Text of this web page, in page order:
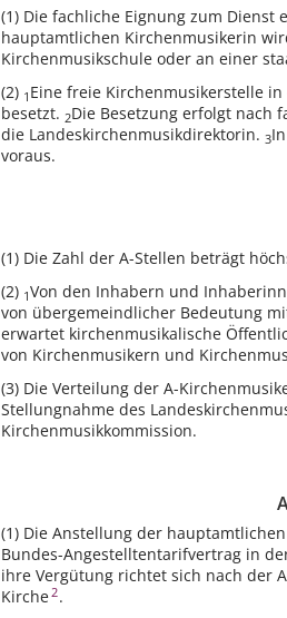
(1) Die fachliche Eignung zum
hauptamtlichen Kirchenmusikerin
Kirchenmusikschule oder an einer
(2) 1 Eine freie Kirchenmusikerstelle
besetzt. 2Die Besetzung erfolgt nach
die Landeskirchenmusikdirektorin.3
voraus.
(1) Die Zahl der A-Stellen beträgt
(2) 1Von den Inhabern und
von übergemeindlicher Bedeutung
erwartet kirchenmusikalische
von Kirchenmusikern und
(3) Die Verteilung der A-
Stellungnahme des
Kirchenmusikkommission.
(1) Die Anstellung der
Bundes-Angestelltentarifvertrag in
ihre Vergütung richtet sich nach der
Kirche 2.